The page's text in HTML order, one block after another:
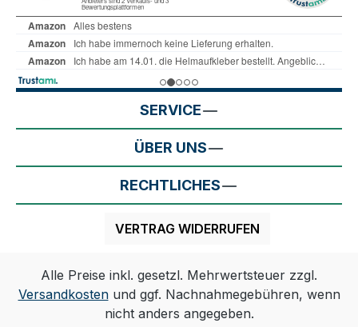
SERVICE
ÜBER UNS
RECHTLICHES
VERTRAG WIDERRUFEN
Alle Preise inkl. gesetzl. Mehrwertsteuer zzgl.
Versandkostenund ggf. Nachnahmegebühren, wenn
nicht anders angegeben.